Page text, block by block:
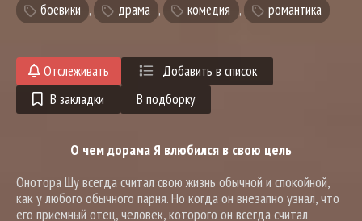
боевики , драма , комедия , романтика
Отслеживать
Добавить в список
В закладки
В подборку
О чем дорама Я влюбился в свою цель
Онотора Шу всегда считал свою жизнь обычной и спокойной,
как у любого обычного парня. Но когда он внезапно узнал, что
его приемный отец, человек, которого он всегда считал